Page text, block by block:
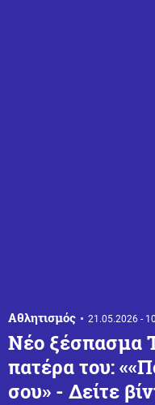
Αθλητισμός 21.05.2026 -
Νέο ξέσπασμα
πατέρα του:
σου» - Δείτε